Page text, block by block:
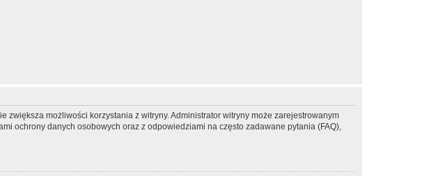
możliwości korzystania z witryny. Administrator witryny może zarejestrowanym
ochrony danych osobowych oraz z odpowiedziami na często zadawane pytania (FAQ),